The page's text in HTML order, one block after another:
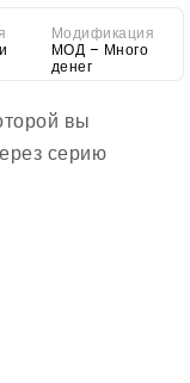
Модификация
МОД – Много
денег
вы
серию